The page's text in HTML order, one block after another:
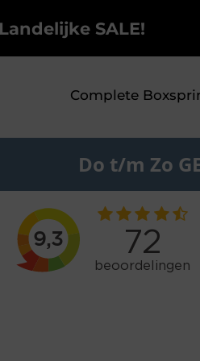
SALE!
Complete
Do t/m Zo